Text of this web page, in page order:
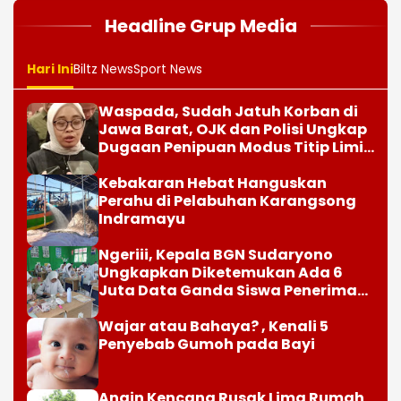
Headline Grup Media
Hari IniBiltz NewsSport News
Waspada, Sudah Jatuh Korban di
Jawa Barat, OJK dan Polisi Ungkap
Dugaan Penipuan Modus Titip Limit
Kebakaran Hebat Hanguskan
Perahu di Pelabuhan Karangsong
Indramayu
Ngeriii, Kepala BGN Sudaryono
Ungkapkan Diketemukan Ada 6
Juta Data Ganda Siswa Penerima
Wajar atau Bahaya? , Kenali 5
Penyebab Gumoh pada Bayi